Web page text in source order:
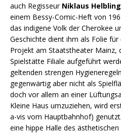
auch Regisseur Niklaus Helbling
einem Bessy-Comic-Heft von
das indigene Volk der Cherokee
Geschichte dient ihm als Folie
Projekt am Staatstheater Mainz,
Spielstätte Filiale aufgeführt
geltenden strengen
gegenwärtig aber nicht als
doch vor allem an einer
Kleine Haus umzuziehen, wird
a-vis vom Hauptbahnhof)
eine hippe Halle des